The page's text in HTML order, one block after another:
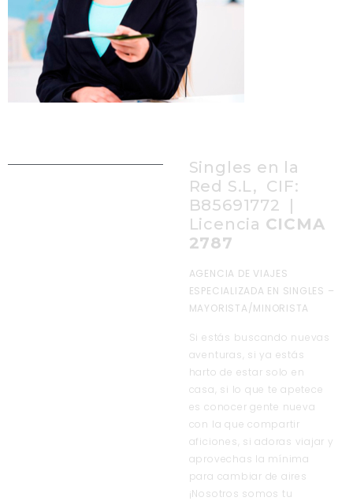
Singles en la
Red S.L, CIF:
B85691772 |
Licencia CICMA
2787
AGENCIA DE VIAJES
ESPECIALIZADA EN SINGLES –
MAYORISTA/MINORISTA
Si estás buscando nuevas
aventuras, si ya estás
harto de estar solo en
casa, si lo que te apetece
es conocer gente nueva
con la que compartir
aficiones, si adoras viajar y
aprovechas la mínima
para cambiar de aires
¡Nosotros somos tu